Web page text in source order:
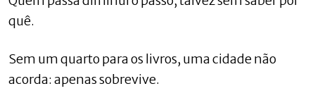
quê.
Sem um quarto para os livros, uma cidade não
acorda: apenas sobrevive.